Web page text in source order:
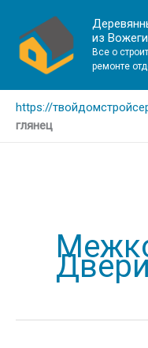
из Вожеги
Все о
ремонте
https://
глянец